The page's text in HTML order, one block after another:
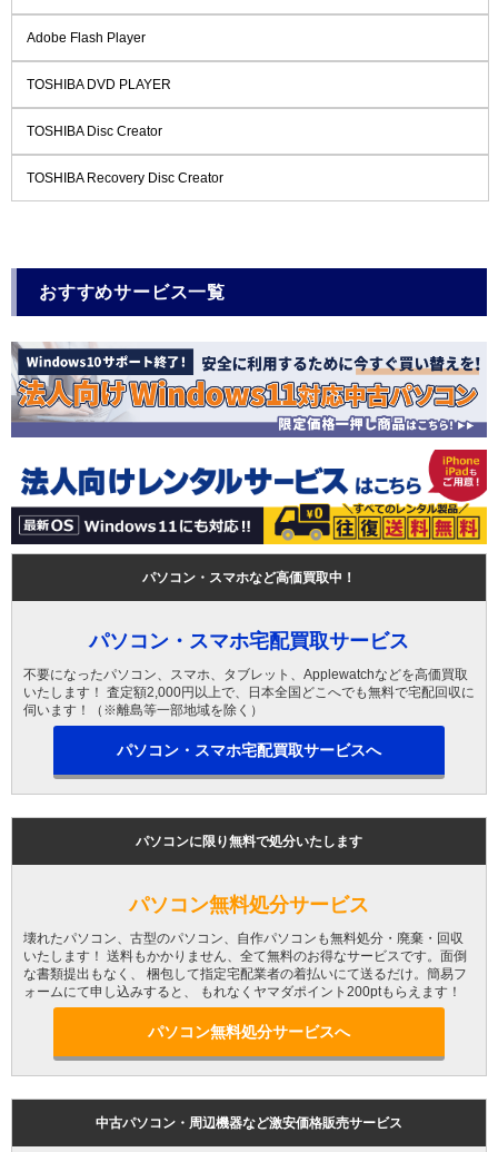
Adobe Flash Player
TOSHIBA DVD PLAYER
TOSHIBA Disc Creator
TOSHIBA Recovery Disc Creator
おすすめサービス一覧
パソコン・スマホなど高価買取中！
パソコン・スマホ宅配買取サービス
不要になったパソコン、スマホ、タブレット、Applewatchなどを高価買取
いたします！ 査定額2,000円以上で、日本全国どこへでも無料で宅配回収に
伺います！（※離島等一部地域を除く）
パソコン・スマホ宅配買取サービスへ
パソコンに限り無料で処分いたします
パソコン無料処分サービス
壊れたパソコン、古型のパソコン、自作パソコンも無料処分・廃棄・回収
いたします！ 送料もかかりません、全て無料のお得なサービスです。面倒
な書類提出もなく、 梱包して指定宅配業者の着払いにて送るだけ。簡易フ
ォームにて申し込みすると、 もれなくヤマダポイント200ptもらえます！
パソコン無料処分サービスへ
中古パソコン・周辺機器など激安価格販売サービス